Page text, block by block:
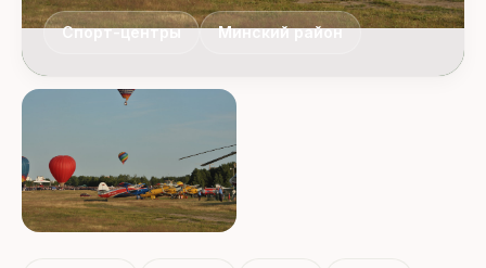
Спорт-центры Минский район